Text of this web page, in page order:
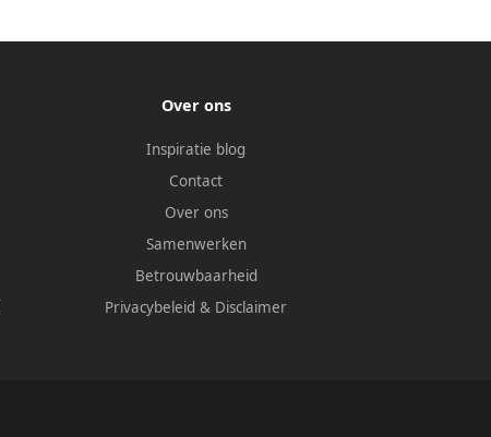
Over ons
Inspiratie blog
Contact
Over ons
Samenwerken
Betrouwbaarheid
Privacybeleid & Disclaimer